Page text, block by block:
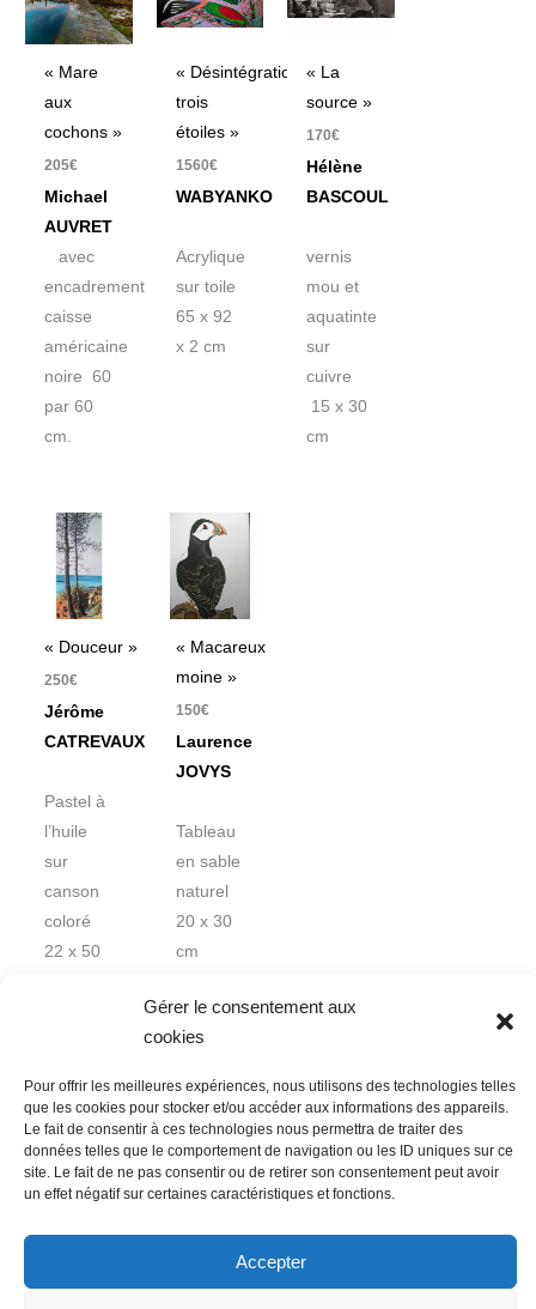
Gérer le consentement aux
cookies
Pour offrir les meilleures expériences, nous utilisons des technologies telles
que les cookies pour stocker et/ou accéder aux informations des appareils.
Le fait de consentir à ces technologies nous permettra de traiter des
données telles que le comportement de navigation ou les ID uniques sur ce
site. Le fait de ne pas consentir ou de retirer son consentement peut avoir
un effet négatif sur certaines caractéristiques et fonctions.
Accepter
« Mare
aux
cochons »
205€
Michael
AUVRET
avec
encadrement
caisse
américaine
noire 60
par 60
cm.
« Désintégration
trois
étoiles »
1560€
WABYANKO
Acrylique
sur toile
65 x 92
x 2 cm
« La
source »
170€
Hélène
BASCOUL
vernis
mou et
aquatinte
sur
cuivre
15 x 30
cm
« Douceur »
250€
Jérôme
CATREVAUX
Pastel à
l’huile
sur
canson
coloré
22 x 50
« Macareux
moine »
150€
Laurence
JOVYS
Tableau
en sable
naturel
20 x 30
cm
Nous contacter
Conditions Générales de Ventes
Politique de confidentialité
Mentions légales
Mot de passe perdu
Newsletter Politique de cookies (UE)